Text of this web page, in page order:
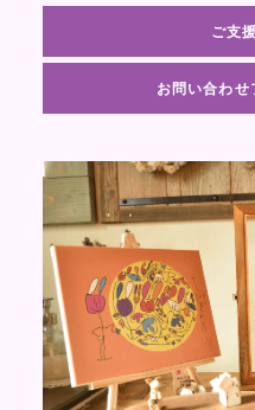
ご支
お問い合わ